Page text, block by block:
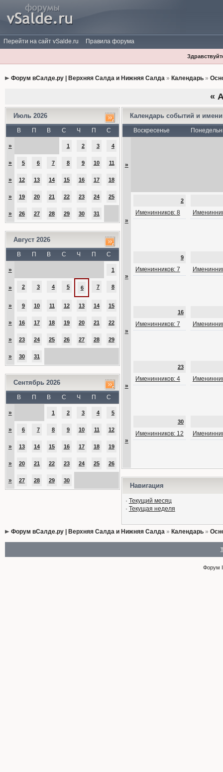
Перейти на сайт vSalde.ru Правила форума
Форум вСалде.ру | Верхняя Салда и Нижняя Салда» Календарь»
«
Июль 2026
В П В С Ч П С
» 1 2 3 4
» 5 6 7 8 9 10 11
» 12 13 14 15 16 17 18
» 19 20 21 22 23 24 25
» 26 27 28 29 30 31
Август 2026
В П В С Ч П С
» 1
» 2 3 4 5 6 7 8
» 9 10 11 12 13 14 15
» 16 17 18 19 20 21 22
» 23 24 25 26 27 28 29
» 30 31
Сентябрь 2026
В П В С Ч П С
» 1 2 3 4 5
» 6 7 8 9 10 11 12
» 13 14 15 16 17 18 19
» 20 21 22 23 24 25 26
» 27 28 29 30
Календарь событий и
Воскресенье
»
»
2
Именинников: 8
»
9
Именинников: 7
»
16
Именинников: 7
»
23
Именинников: 4
»
30
Именинников: 12
Навигация
· Текущий месяц
· Текущая неделя
Форум вСалде.ру | Верхняя Салда и Нижняя Салда» Календарь»
Форум